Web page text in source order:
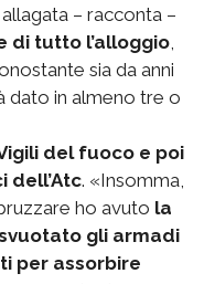
– racconta –
di tutto l’alloggio,
sia da anni
dato in almeno tre o
del fuoco e poi
dell’Atc. «Insomma,
ho avuto la
gli armadi
per assorbire